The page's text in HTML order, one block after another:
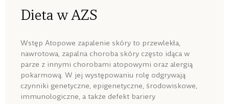
Dieta w AZS
Wstęp Atopowe zapalenie skóry to przewlekła,
nawrotowa, zapalna choroba skóry często idąca w
parze z innymi chorobami atopowymi oraz alergią
pokarmową. W jej występowaniu rolę odgrywają
czynniki genetyczne, epigenetyczne, środowiskowe,
immunologiczne, a także defekt bariery